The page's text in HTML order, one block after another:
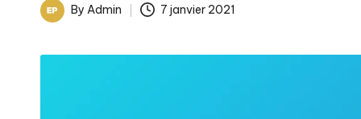
t
s
pour
Posted
By Admin 7 janvier 2021